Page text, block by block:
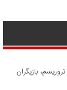
بازیگران